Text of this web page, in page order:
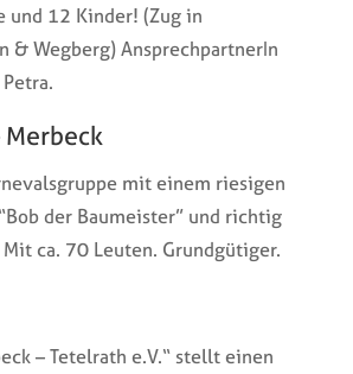
und 12 Kinder! (Zug in
& Wegberg) AnsprechpartnerIn
Merbeck
mit einem riesigen
der Baumeister” und richtig
ca. 70 Leuten. Grundgütiger.
– Tetelrath e.V.“ stellt einen